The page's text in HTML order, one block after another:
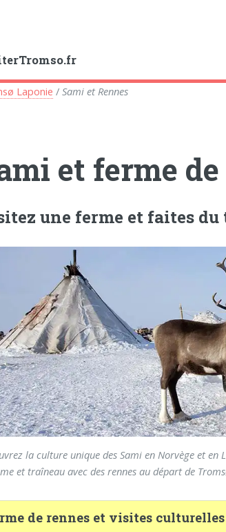
Laponie /Sami et Rennes
et ferme
une ferme et faites du
la culture unique des Sami en Norvège et
et traîneau avec des rennes au départ de
de rennes et visites